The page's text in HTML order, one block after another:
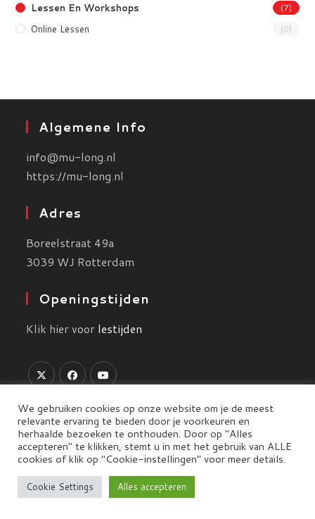
Lessen En Workshops (7)
Online Lessen (0)
Algemene Info
info@mu-long.nl
https://mu-long.nl
Adres
Boreelstraat 49a
3039 WJ Rotterdam
Openingstijden
Klik hier voor lestijden
Algemene Voorwaarden-Privacy Policy-
Copyright 2026 - Website byFuzz Dogs
We gebruiken cookies op onze website om je de meest
relevante ervaring te bieden door je voorkeuren en
herhaalde bezoeken te onthouden. Door op "Alles
accepteren" te klikken, stemt u in met het gebruik van ALLE
cookies of klik op "Cookie-instellingen" voor meer details.
Cookie Settings Alles accepteren